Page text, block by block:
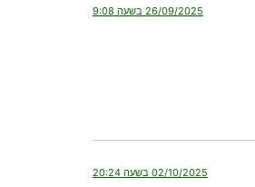
26/09/2025 בשעה 9:08
02/10/2025 בשעה 20:24